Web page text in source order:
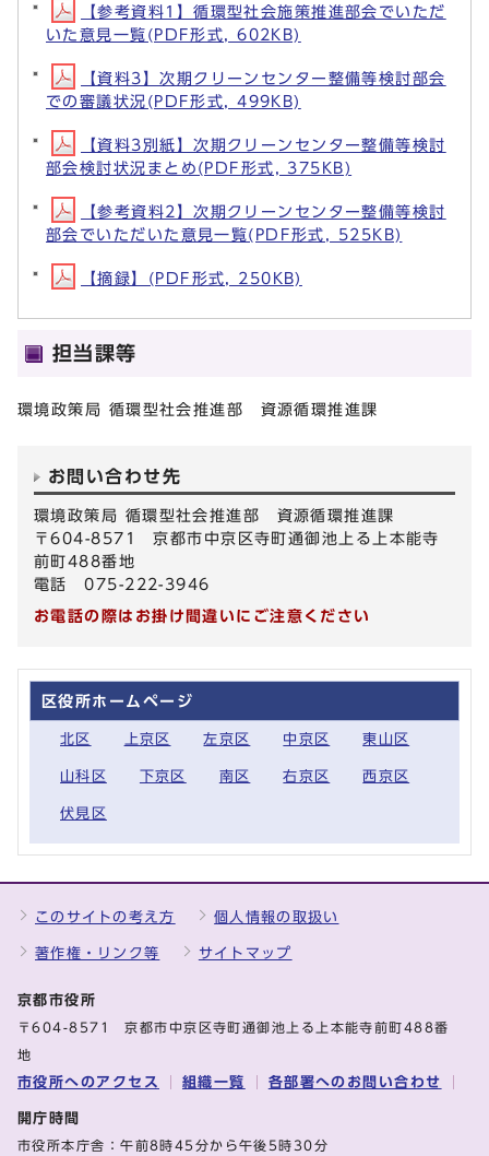
【参考資料1】循環型社会施策推進部会でいただ
いた意見一覧(PDF形式, 602KB)
【資料3】次期クリーンセンター整備等検討部会
での審議状況(PDF形式, 499KB)
【資料3別紙】次期クリーンセンター整備等検討
部会検討状況まとめ(PDF形式, 375KB)
【参考資料2】次期クリーンセンター整備等検討
部会でいただいた意見一覧(PDF形式, 525KB)
【摘録】(PDF形式, 250KB)
担当課等
環境政策局 循環型社会推進部 資源循環推進課
お問い合わせ先
環境政策局 循環型社会推進部 資源循環推進課
〒604-8571 京都市中京区寺町通御池上る上本能寺
前町488番地
電話 075-222-3946
お電話の際はお掛け間違いにご注意ください
区役所ホームページ
北区 上京区 左京区 中京区 東山区
山科区 下京区 南区 右京区 西京区
伏見区
このサイトの考え方 個人情報の取扱い
著作権・リンク等 サイトマップ
京都市役所
〒604-8571 京都市中京区寺町通御池上る上本能寺前町488番
地
市役所へのアクセス 組織一覧 各部署へのお問い合わせ
開庁時間
市役所本庁舎：午前8時45分から午後5時30分